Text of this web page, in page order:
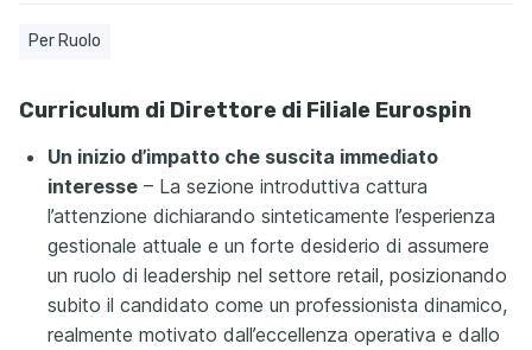
Per Ruolo
Curriculum di Direttore di Filiale Eurospin
Un inizio d’impatto che suscita immediato
interesse – La sezione introduttiva cattura
l’attenzione dichiarando sinteticamente l’esperienza
gestionale attuale e un forte desiderio di assumere
un ruolo di leadership nel settore retail, posizionando
subito il candidato come un professionista dinamico,
realmente motivato dall’eccellenza operativa e dallo